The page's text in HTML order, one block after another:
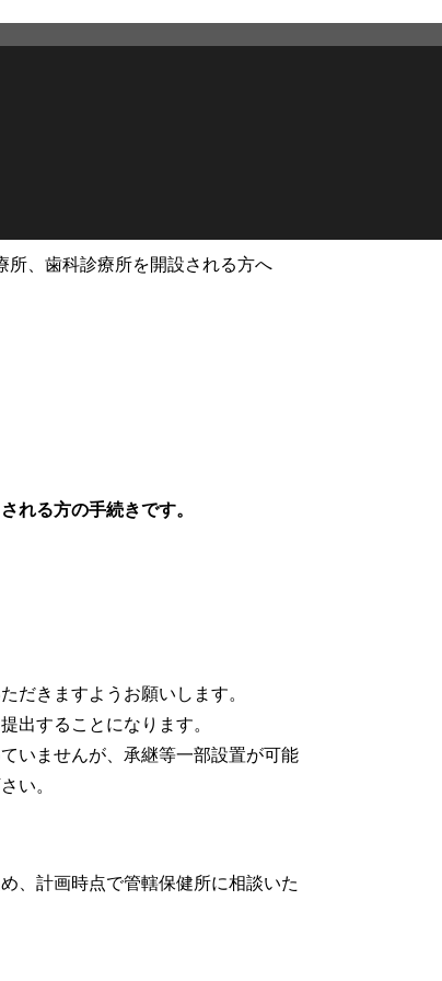
所、歯科診療所を開設される方へ
れる方の手続きです。
だきますようお願いします。
出することになります。
いませんが、承継等一部設置が可能
い。
、計画時点で管轄保健所に相談いた